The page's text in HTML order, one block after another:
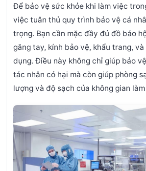
Để bảo vệ sức khỏe khi làm việc
việc tuân thủ quy trình bảo vệ cá
trọng. Bạn cần mặc đầy đủ đồ bảo
găng tay, kính bảo vệ, khẩu trang,
dụng. Điều này không chỉ giúp bảo
tác nhân có hại mà còn giúp phòng
lượng và độ sạch của không gian